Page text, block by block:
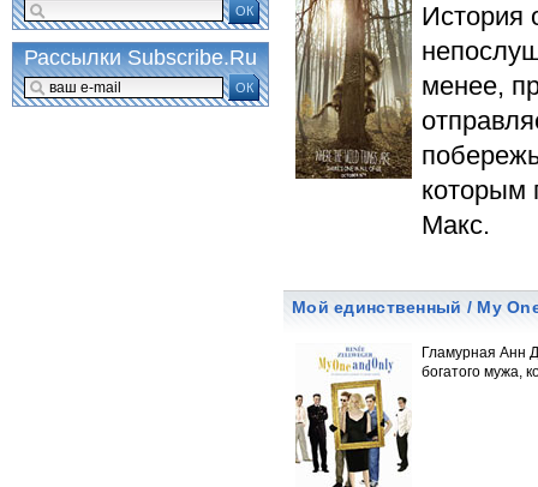
История
менее,
которым
Макс.
Мой единственный / My
Гламурная Анн
богатого мужа,
ОК
Рассылки Subscribe.Ru
ОК